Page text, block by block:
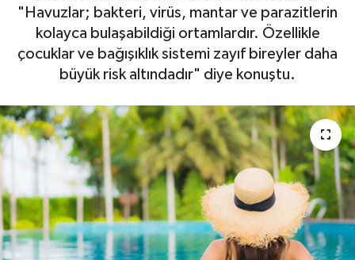
"Havuzlar; bakteri, virüs, mantar ve parazitlerin
kolayca bulaşabildiği ortamlardır. Özellikle
çocuklar ve bağışıklık sistemi zayıf bireyler daha
büyük risk altındadır" diye konuştu.
SPOR